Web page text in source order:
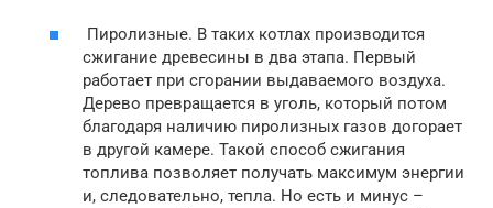
Пиролизные. В таких котлах производится
сжигание древесины в два этапа. Первый
работает при сгорании выдаваемого воздуха.
Дерево превращается в уголь, который потом
благодаря наличию пиролизных газов догорает
в другой камере. Такой способ сжигания
топлива позволяет получать максимум энергии
и, следовательно, тепла. Но есть и минус –